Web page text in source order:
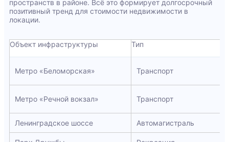
пространств в районе. Всё это формирует долгосрочный
позитивный тренд для стоимости недвижимости в
локации.
Объект инфраструктуры Тип
Метро «Беломорская» Транспорт
Метро «Речной вокзал» Транспорт
Ленинградское шоссе Автомагистраль